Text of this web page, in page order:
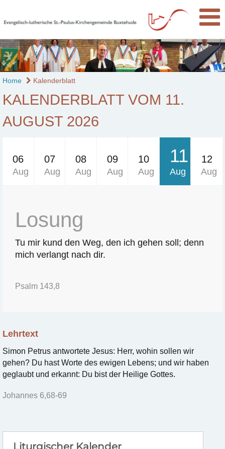
Home Kalenderblatt
KALENDERBLATT VOM 11.
AUGUST 2026
06
Aug
07
Aug
08
Aug
09
Aug
10
Aug
11
Aug
12
Aug
Losung
Tu mir kund den Weg, den ich gehen soll; denn
mich verlangt nach dir.
Psalm 143,8
Lehrtext
Simon Petrus antwortete Jesus: Herr, wohin sollen wir
gehen? Du hast Worte des ewigen Lebens; und wir haben
geglaubt und erkannt: Du bist der Heilige Gottes.
Johannes 6,68-69